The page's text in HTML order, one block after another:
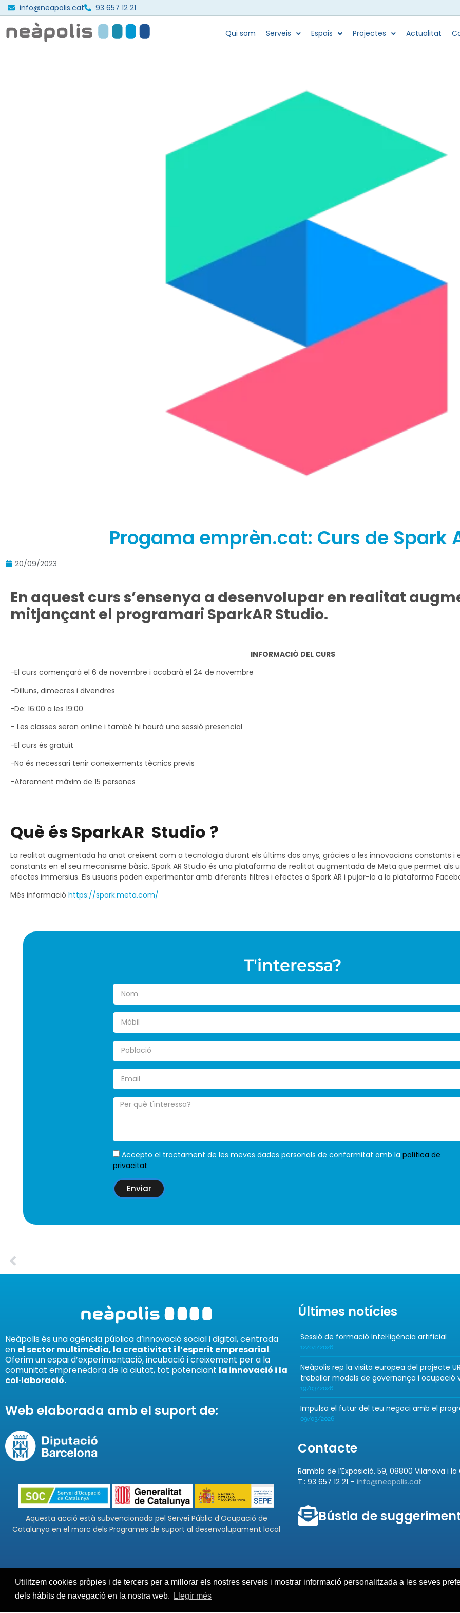
Utilitzem cookies pròpies i de tercers per a millorar els nostres serveis i mostrar informació personalitzada a les seves
dels hàbits de navegació en la nostra web.
Llegir més
info@neapolis.cat 93 657 12 21
Qui som Serveis Espais Projectes Actualitat
Progama emprèn.cat: Curs de Spark
20/09/2023
En aquest curs s’ensenya a desenvolupar en realitat
mitjançant el programari SparkAR Studio.
INFORMACIÓ DEL CURS
-El curs començarà el 6 de novembre i acabarà el 24 de novembre
-Dilluns, dimecres i divendres
-De: 16:00 a les 19:00
– Les classes seran online i també hi haurà una sessió presencial
-El curs és gratuït
-No és necessari tenir coneixements tècnics previs
-Aforament màxim de 15 persones
Què és SparkAR Studio ?
La realitat augmentada ha anat creixent com a tecnologia durant els últims dos anys, gràcies a les innovacions constants i
constants en el seu mecanisme bàsic. Spark AR Studio és una plataforma de realitat augmentada de Meta que permet als
efectes immersius. Els usuaris poden experimentar amb diferents filtres i efectes a Spark AR i pujar-lo a la plataforma
Més informació https://spark.meta.com/
T'interessa?
Accepto el tractament de les meves dades personals de conformitat amb la política de
privacitat
Enviar
Neàpolis és una agència pública d’innovació social i digital, centrada
en el sector multimèdia, la creativitat i l’esperit empresarial.
Oferim un espai d’experimentació, incubació i creixement per a la
comunitat emprenedora de la ciutat, tot potenciant la innovació i la
col·laboració.
Web elaborada amb el suport de:
Aquesta acció està subvencionada pel Servei Públic d’Ocupació de
Catalunya en el marc dels Programes de suport al desenvolupament local
Últimes notícies
Sessió de formació Intel·ligència artificial
12/04/2026
Neàpolis rep la visita europea del projecte
treballar models de governança i ocupació
19/03/2026
Impulsa el futur del teu negoci amb el
09/03/2026
Contacte
Rambla de l’Exposició, 59, 08800 Vilanova i
T.: 93 657 12 21 – info@neapolis.cat
Bústia de
Technology Innovation Agency © Neàpolis 2026
Política de privacitat Política de cookies Avís legal